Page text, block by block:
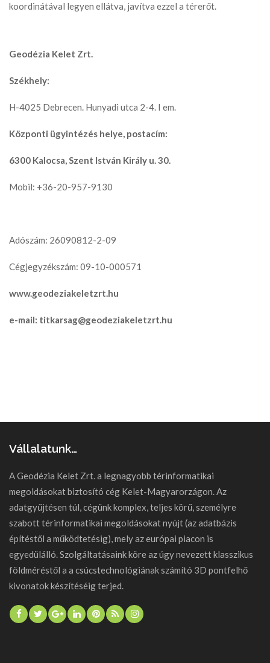
koordinátával legyen ellátva, javítva ezzel a térerőt.
Geodézia Kelet Zrt.
Székhely:
H-4025 Debrecen. Hunyadi utca 2-4. I em.
Központi ügyintézés helye, postacím:
6300 Kalocsa, Szent István Király u. 30.
Mobil: +36-20-957-9130
Adószám: 26090812-2-09
Cégjegyzékszám: 09-10-000571
www.geodeziakeletzrt.hu
e-mail: titkarsag@geodeziakeletzrt.hu
Vállalatunk…
A Geodézia Kelet Zrt. a legnagyobb térinformatikai
megoldásokat biztosító cég Kelet-Magyarorzágon. Az
adatgyűjtésen túl, cégünk komplex, teljes körű, személyre
szabott térinformatikai megoldásokat nyújt (az adatbázis
építéstől a működtetésig), mely az európai piacon is
egyedülálló. Szolgáltatásaink köre az úgy nevezett klasszikus
földméréstől a a csúcstechnológiának számító 3D pontfelhő
kivonatok készítéséig terjed.